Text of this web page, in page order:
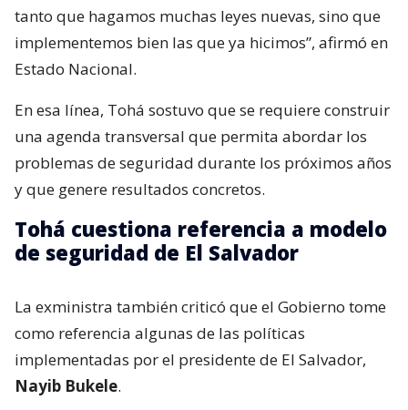
tanto que hagamos muchas leyes nuevas, sino que
implementemos bien las que ya hicimos”, afirmó en
Estado Nacional.
En esa línea, Tohá sostuvo que se requiere construir
una agenda transversal que permita abordar los
problemas de seguridad durante los próximos años
y que genere resultados concretos.
Tohá cuestiona referencia a modelo
de seguridad de El Salvador
La exministra también criticó que el Gobierno tome
como referencia algunas de las políticas
implementadas por el presidente de El Salvador,
Nayib Bukele.